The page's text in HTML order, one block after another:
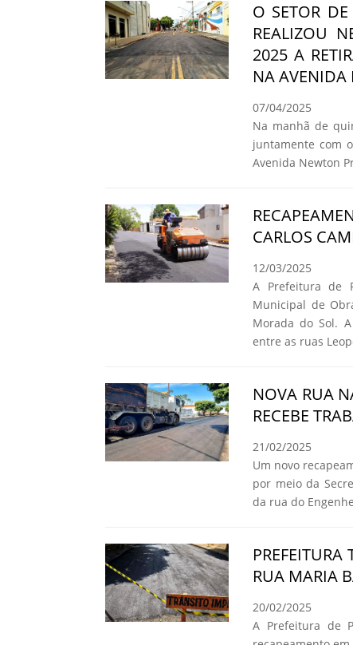
O SETOR
REALIZOU
2025 A
NA AVENIDA
07/04/2025
Na manhã de
juntamente com
Avenida Newton
CARLOS
12/03/2025
A Prefeitura de
Municipal de
Morada do Sol.
entre as ruas
NOVA RUA
RECEBE
21/02/2025
Um novo
por meio da
da rua do
RUA MARIA
20/02/2025
A Prefeitura de